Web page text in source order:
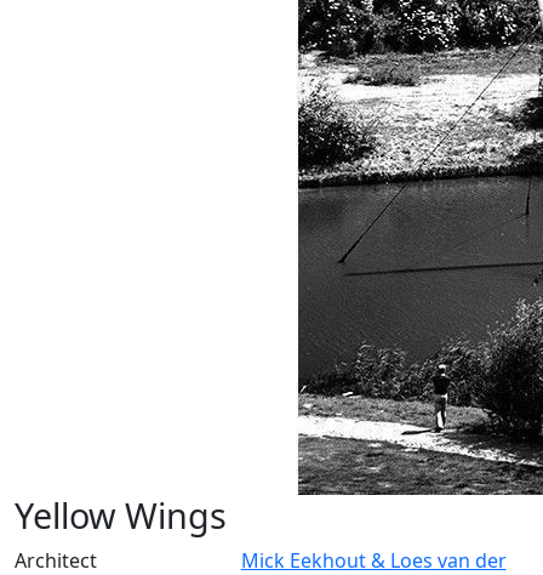
Yellow Wings
Architect
Mick Eekhout & Loes van der